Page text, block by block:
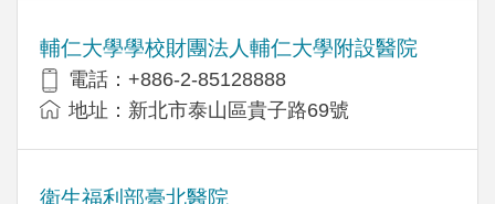
輔仁大學學校財團法人輔仁大學附設醫院
電話：+886-2-85128888
地址：新北市泰山區貴子路69號
衛生福利部臺北醫院